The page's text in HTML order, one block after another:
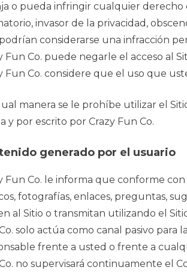
o pueda infringir cualquier derecho
invasor de la privacidad,
considerarse una infracción
Fun Co. puede negarle el acceso al
Fun Co. considere que el uso que
manera se le prohíbe utilizar el
y por escrito por Crazy Fun Co.
generado por el usuario
Fun Co. le informa que conforme
fotografías, enlaces, preguntas,
al Sitio o transmitan utilizando el
solo actúa como canal pasivo
frente a usted o frente a
no supervisará continuamente el